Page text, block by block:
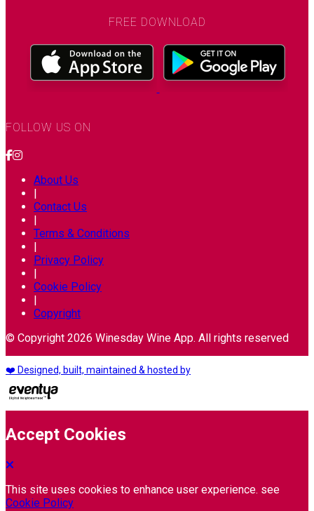
FREE DOWNLOAD
FOLLOW US ON
About Us
Contact Us
Terms & Conditions
Privacy Policy
Cookie Policy
Copyright
© Copyright 2026 Winesday Wine App. All rights reserved
❤️ Designed, built, maintained & hosted by
Accept Cookies
This site uses cookies to enhance user experience. see
Cookie Policy